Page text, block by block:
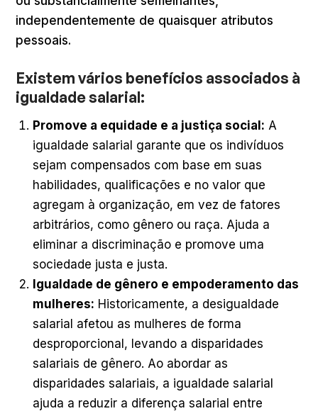
independentemente de quaisquer atributos
pessoais.
Existem vários benefícios associados à
igualdade salarial:
Promove a equidade e a justiça social: A
igualdade salarial garante que os indivíduos
sejam compensados com base em suas
habilidades, qualificações e no valor que
agregam à organização, em vez de fatores
arbitrários, como gênero ou raça. Ajuda a
eliminar a discriminação e promove uma
sociedade justa e justa.
Igualdade de gênero e empoderamento das
mulheres: Historicamente, a desigualdade
salarial afetou as mulheres de forma
desproporcional, levando a disparidades
salariais de gênero. Ao abordar as
disparidades salariais, a igualdade salarial
ajuda a reduzir a diferença salarial entre